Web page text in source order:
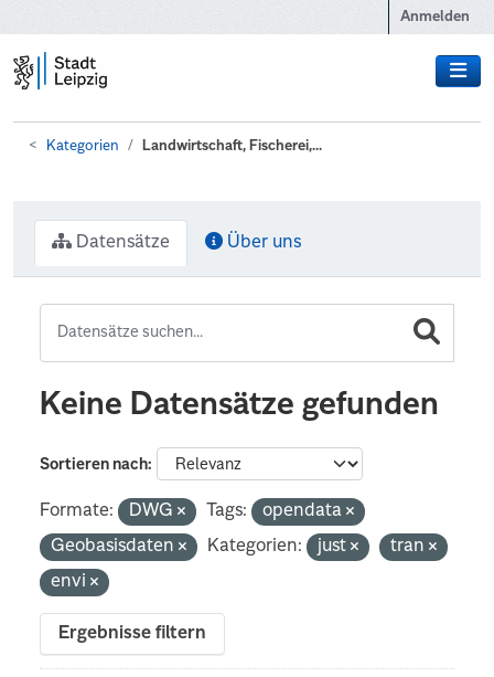
Anmelden
Kategorien Landwirtschaft, Fischerei,...
Datensätze Über uns
Keine Datensätze gefunden
Sortieren nach
Formate: DWG Tags:
opendata
Geobasisdaten
Kategorien: just
tran
envi
Ergebnisse filtern